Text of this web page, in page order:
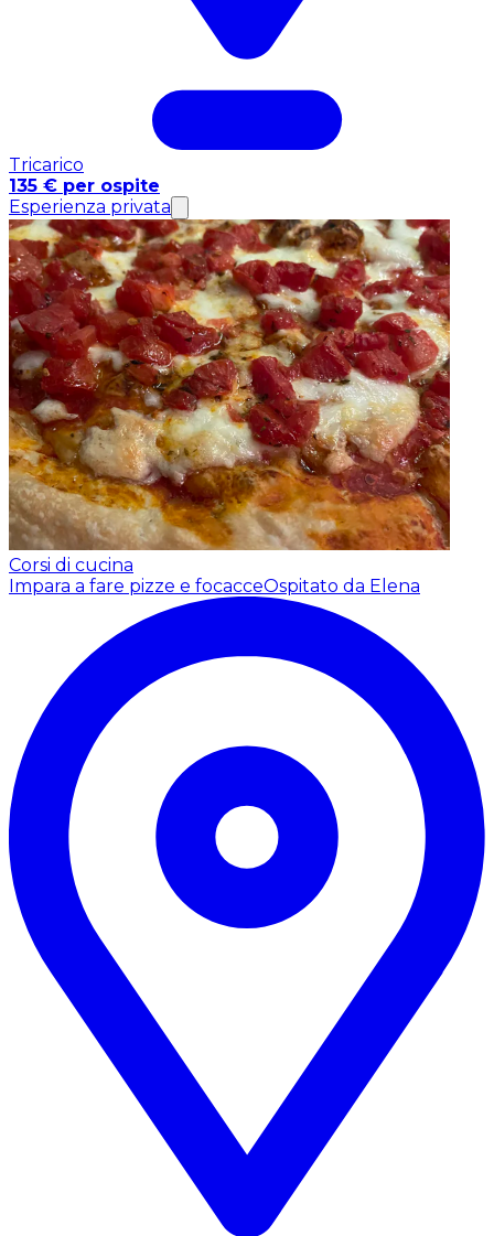
Tricarico
135 € per ospite
Esperienza privata
Corsi di cucina
Impara a fare pizze e focacceOspitato da Elena